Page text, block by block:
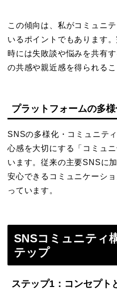
この傾向は、私がコミュニ
いるポイントでもあります
時には失敗談や悩みを共有
の共感や親近感を得られるこ
プラットフォームの多
SNSの多様化・コミュニテ
心感を大切にする「コミュ
います。従来の主要SNSに
安心できるコミュニケーシ
っています。
SNSコミュニティ
テップ
ステップ1：コンセプト